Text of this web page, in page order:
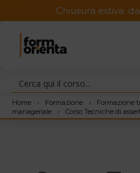
Chiusura estiva:
Home › Formazione › Formazione
manageriale
› Corso Tecniche di